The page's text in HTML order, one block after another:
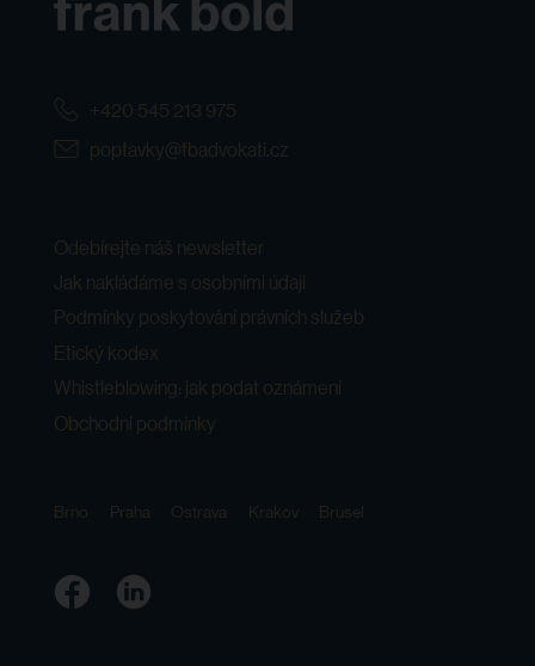
+420 545 213 975
poptavky@fbadvokati.cz
Odebírejte náš newsletter
Jak nakládáme s osobními údaji
Podmínky poskytování právních služeb
Etický kodex
Whistleblowing: jak podat oznámení
Obchodní podmínky
Brno Praha Ostrava Krakov Brusel